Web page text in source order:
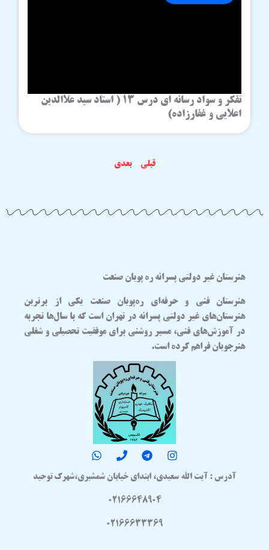
تفکر و سواد رسانه ای درس 13 ( استاد سید علاالدین
اعلایی و غفارزاده)
قبلی بعدی
هنرستان غیر دولتی پسرانه ره پویان صنعت
هنرستان فنی و حرفه‌ای ره‌پویان صنعت یکی از برترین
هنرستان‌های غیر دولتی پسرانه در تهران است که با سال‌ها تجربه
در آموزش‌های فنی، مسیر روشنی برای موفقیت تحصیلی و شغلی
هنرجویان فراهم کرده است.
آدرس : آیت الله سعیدی، ابتدای خیابان شمشیری،شهرک توحید
02166648904
02166633369